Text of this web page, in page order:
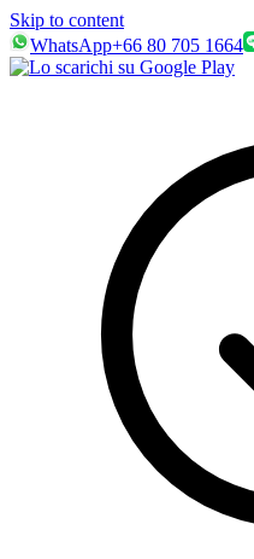
Skip to content
WhatsApp+66 80 705 1664